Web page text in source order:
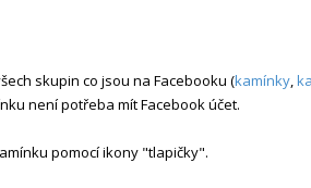
skupin co jsou na Facebooku (kamínky
není potřeba mít Facebook účet.
pomocí ikony "tlapičky".